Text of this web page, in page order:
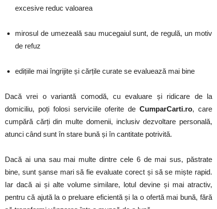
excesive reduc valoarea
mirosul de umezeală sau mucegaiul sunt, de regulă, un motiv
de refuz
edițiile mai îngrijite și cărțile curate se evaluează mai bine
Dacă vrei o variantă comodă, cu evaluare și ridicare de la
domiciliu, poți folosi serviciile oferite deCumparCarti.ro, care
cumpără cărți din multe domenii, inclusiv dezvoltare personală,
atunci când sunt în stare bună și în cantitate potrivită.
Dacă ai una sau mai multe dintre cele 6 de mai sus, păstrate
bine, sunt șanse mari să fie evaluate corect și să se miște rapid.
Iar dacă ai și alte volume similare, lotul devine și mai atractiv,
pentru că ajută la o preluare eficientă și la o ofertă mai bună, fără